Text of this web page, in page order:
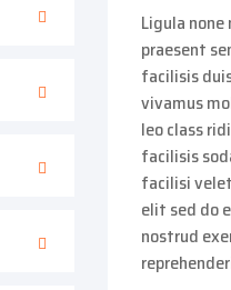
Ligula
praesent
facilisis
vivamus
leo class
facilisis
facilisi
elit sed do
nostrud